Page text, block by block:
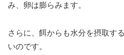
み、卵は膨らみます。
さらに、餌からも水分を摂取す
いのです。